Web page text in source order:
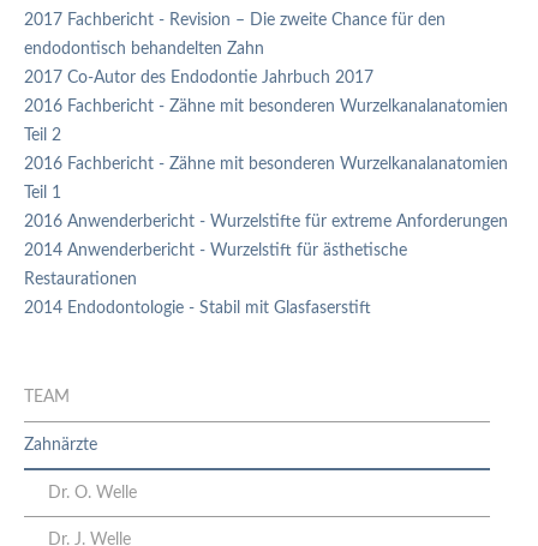
2017 Fachbericht - Revision – Die zweite Chance für den
endodontisch behandelten Zahn
2017 Co-Autor des Endodontie Jahrbuch 2017
2016 Fachbericht - Zähne mit besonderen Wurzelkanalanatomien
Teil 2
2016 Fachbericht - Zähne mit besonderen Wurzelkanalanatomien
Teil 1
2016 Anwenderbericht - Wurzelstifte für extreme Anforderungen
2014 Anwenderbericht - Wurzelstift für ästhetische
Restaurationen
2014 Endodontologie - Stabil mit Glasfaserstift
TEAM
Zahnärzte
Dr. O. Welle
Dr. J. Welle